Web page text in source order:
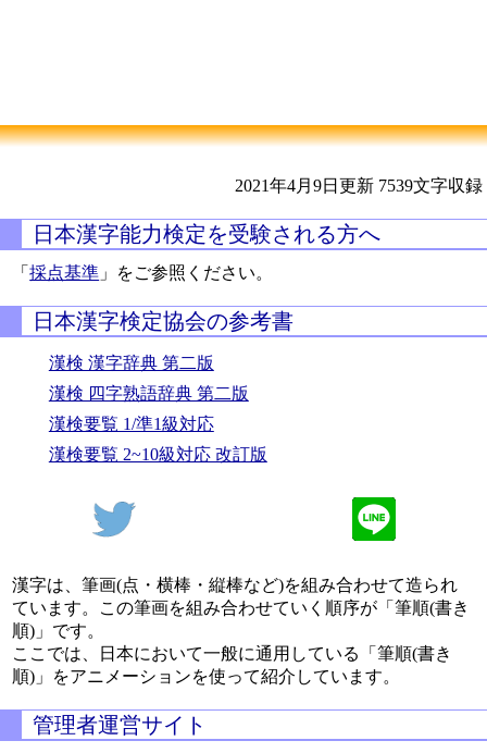
2021年4月9日更新 7539文字収録
日本漢字能力検定を受験される方へ
「採点基準 」をご参照ください。
日本漢字検定協会の参考書
漢検 漢字辞典 第二版
漢検 四字熟語辞典 第二版
漢検要覧 1/準1級対応
漢検要覧 2~10級対応 改訂版
漢字は、筆画(点・横棒・縦棒など)を組み合わせて造られ
ています。この筆画を組み合わせていく順序が「筆順(書き
順)」です。
ここでは、日本において一般に通用している「筆順(書き
順)」をアニメーションを使って紹介しています。
管理者運営サイト